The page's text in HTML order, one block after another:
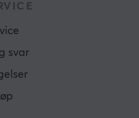
svar